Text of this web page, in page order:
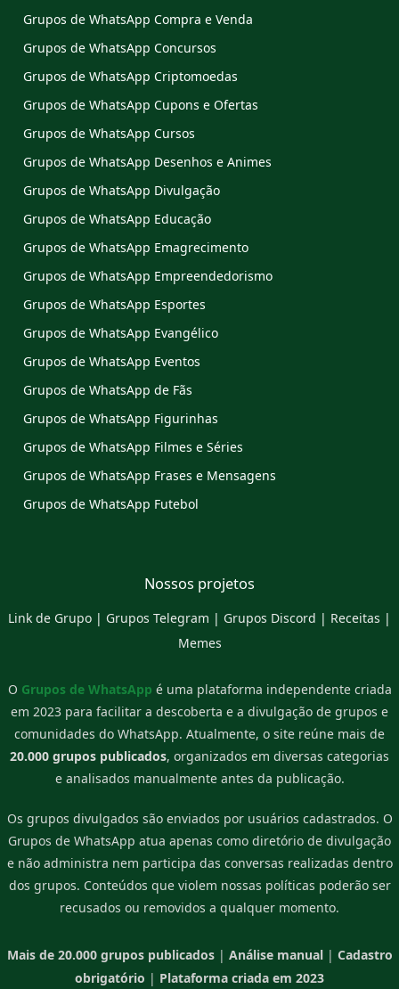
Grupos de WhatsApp Compra e Venda
Grupos de WhatsApp Concursos
Grupos de WhatsApp Criptomoedas
Grupos de WhatsApp Cupons e Ofertas
Grupos de WhatsApp Cursos
Grupos de WhatsApp Desenhos e Animes
Grupos de WhatsApp Divulgação
Grupos de WhatsApp Educação
Grupos de WhatsApp Emagrecimento
Grupos de WhatsApp Empreendedorismo
Grupos de WhatsApp Esportes
Grupos de WhatsApp Evangélico
Grupos de WhatsApp Eventos
Grupos de WhatsApp de Fãs
Grupos de WhatsApp Figurinhas
Grupos de WhatsApp Filmes e Séries
Grupos de WhatsApp Frases e Mensagens
Grupos de WhatsApp Futebol
Nossos projetos
Link de Grupo | Grupos Telegram | Grupos Discord | Receitas |
Memes
O Grupos de WhatsApp é uma plataforma independente criada
em 2023 para facilitar a descoberta e a divulgação de grupos e
comunidades do WhatsApp. Atualmente, o site reúne mais de
20.000 grupos publicados, organizados em diversas categorias
e analisados manualmente antes da publicação.
Os grupos divulgados são enviados por usuários cadastrados. O
Grupos de WhatsApp atua apenas como diretório de divulgação
e não administra nem participa das conversas realizadas dentro
dos grupos. Conteúdos que violem nossas políticas poderão ser
recusados ou removidos a qualquer momento.
Mais de 20.000 grupos publicados| Análise manual| Cadastro
obrigatório | Plataforma criada em 2023